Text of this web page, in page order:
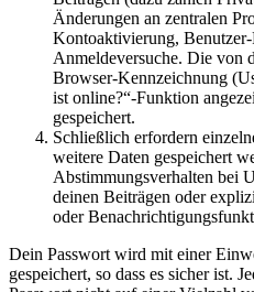
Änderungen an zentralen
Kontoaktivierung, Benutzer-
Anmeldeversuche. Die von
Browser-Kennzeichnung
ist online?“-Funktion
gespeichert.
Schließlich erfordern
weitere Daten gespeichert
Abstimmungsverhalten bei
deinen Beiträgen oder
oder
Dein Passwort wird mit einer
gespeichert, so dass es sicher ist.